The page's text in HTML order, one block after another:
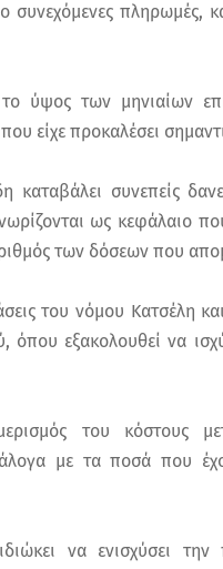
συνεχόμενες πληρωμές,
ύψος των μηνιαίων
είχε προκαλέσει
συνεπείς
ως κεφάλαιο
των δόσεων που
του νόμου Κατσέλη
εξακολουθεί να
του κόστους
με τα ποσά που
να ενισχύσει